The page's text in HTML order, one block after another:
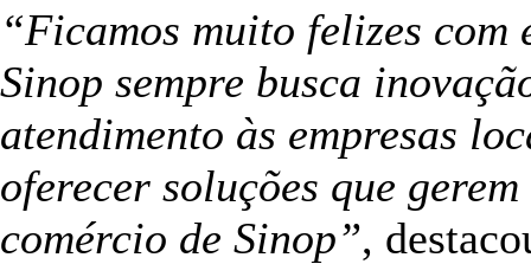
“Ficamos muito felizes com
Sinop sempre busca
atendimento às empresas
oferecer soluções que
comércio de Sinop”,